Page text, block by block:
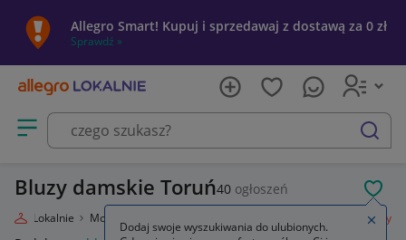
Allegro Smart! Kupuj i sprzedawaj z dostawą za 0 zł
Sprawdź »
Otwórz menu z kategoriami
szukaj
Bluzy damskie Toruń40 ogłoszeń
Lokalnie Moda Bluzy
Dodaj swoje wyszukiwania do ulubionych.